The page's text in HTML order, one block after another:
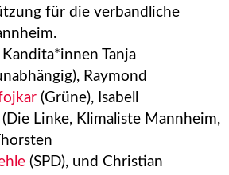
für die verbandliche
Tanja
Raymond
(Grüne), Isabell
(Die Linke, Klimaliste Mannheim,
(SPD), und Christian